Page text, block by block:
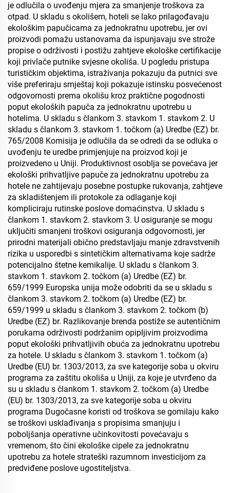
je odlučila o uvođenju mjera za smanjenje troškova za
otpad. U skladu s okolišem, hoteli se lako prilagođavaju
ekološkim papučicama za jednokratnu upotrebu, jer ovi
proizvodi pomažu ustanovama da ispunjavaju sve strože
propise o održivosti i postižu zahtjeve ekološke certifikacije
koji privlače putnike svjesne okoliša. U pogledu pristupa
turističkim objektima, istraživanja pokazuju da putnici sve
više preferiraju smještaj koji pokazuje istinsku posvećenost
odgovornosti prema okolišu kroz praktične pogodnosti
poput ekoloških papuča za jednokratnu upotrebu u
hotelima. U skladu s člankom 3. stavkom 1. stavkom 2. U
skladu s člankom 3. stavkom 1. točkom (a) Uredbe (EZ) br.
765/2008 Komisija je odlučila da se odredi da se odluka o
uvođenju te uredbe primjenjuje na proizvod koji je
proizvedeno u Uniji. Produktivnost osoblja se povećava jer
ekološki prihvatljive papuče za jednokratnu upotrebu za
hotele ne zahtijevaju posebne postupke rukovanja, zahtjeve
za skladištenjem ili protokole za odlaganje koji
kompliciraju rutinske poslove domaćinstva. U skladu s
člankom 1. stavkom 2. stavkom 3. U osiguranje se mogu
uključiti smanjeni troškovi osiguranja odgovornosti, jer
prirodni materijali obično predstavljaju manje zdravstvenih
rizika u usporedbi s sintetičkim alternativama koje sadrže
potencijalno štetne kemikalije. U skladu s člankom 3.
stavkom 1. stavkom 2. točkom (a) Uredbe (EZ) br.
659/1999 Europska unija može odobriti da se u skladu s
člankom 3. stavkom 2. točkom (a) Uredbe (EZ) br.
659/1999 u skladu s člankom 3. stavkom 2. točkom (b)
Uredbe (EZ) br. Razlikovanje brenda postiže se autentičnim
porukama održivosti podržanim opipljivim proizvodima
poput ekološki prihvatljivih obuća za jednokratnu upotrebu
za hotele. U skladu s člankom 3. stavkom 1. točkom (a)
Uredbe (EU) br. 1303/2013, za sve kategorije soba u okviru
programa za zaštitu okoliša u Uniji, za koje je utvrđeno da
su u skladu s člankom 1. stavkom 2. točkom (a) Uredbe
(EU) br. 1303/2013, za sve kategorije soba u okviru
programa Dugočasne koristi od troškova se gomilaju kako
se troškovi usklađivanja s propisima smanjuju i
poboljšanja operativne učinkovitosti povećavaju s
vremenom, što čini ekološke cipele za jednokratnu
upotrebu za hotele strateški razumnom investicijom za
predviđene poslove ugostiteljstva.